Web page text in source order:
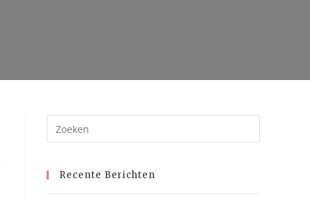
Recente Berichten